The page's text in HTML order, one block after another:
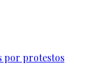
por protestos